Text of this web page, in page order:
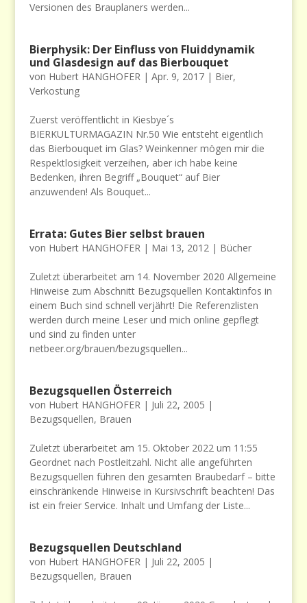
Versionen des Brauplaners werden...
Bierphysik: Der Einfluss von Fluiddynamik
und Glasdesign auf das Bierbouquet
von Hubert HANGHOFER| Apr. 9, 2017| Bier,
Verkostung
Zuerst veröffentlicht in Kiesbye´s
BIERKULTURMAGAZIN Nr.50 Wie entsteht eigentlich
das Bierbouquet im Glas? Weinkenner mögen mir die
Respektlosigkeit verzeihen, aber ich habe keine
Bedenken, ihren Begriff „Bouquet“ auf Bier
anzuwenden! Als Bouquet...
Errata: Gutes Bier selbst brauen
von Hubert HANGHOFER| Mai 13, 2012| Bücher
Zuletzt überarbeitet am 14. November 2020 Allgemeine
Hinweise zum Abschnitt Bezugsquellen Kontaktinfos in
einem Buch sind schnell verjährt! Die Referenzlisten
werden durch meine Leser und mich online gepflegt
und sind zu finden unter
netbeer.org/brauen/bezugsquellen...
Bezugsquellen Österreich
von Hubert HANGHOFER| Juli 22, 2005 |
Bezugsquellen, Brauen
Zuletzt überarbeitet am 15. Oktober 2022 um 11:55
Geordnet nach Postleitzahl. Nicht alle angeführten
Bezugsquellen führen den gesamten Braubedarf – bitte
einschränkende Hinweise in Kursivschrift beachten! Das
ist ein freier Service. Inhalt und Umfang der Liste...
Bezugsquellen Deutschland
von Hubert HANGHOFER| Juli 22, 2005 |
Bezugsquellen, Brauen